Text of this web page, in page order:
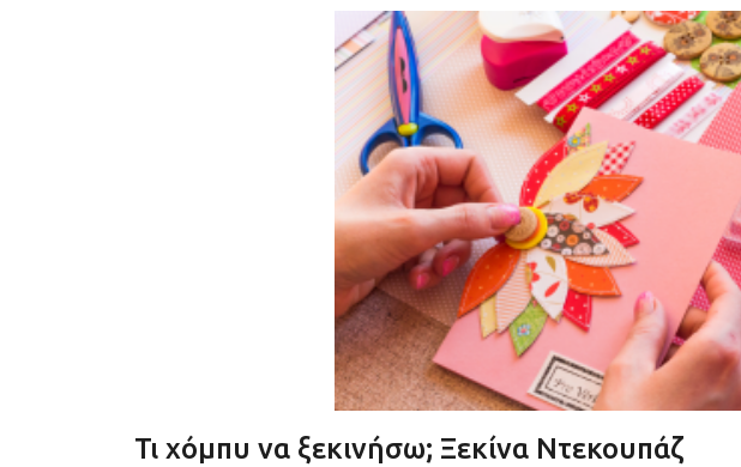
Τι χόμπυ να ξεκινήσω; Ξεκίνα Ντεκουπάζ